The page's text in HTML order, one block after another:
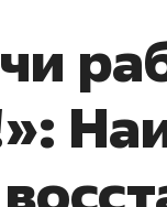
Василь Мазитов
МАРТ
местных
минимум